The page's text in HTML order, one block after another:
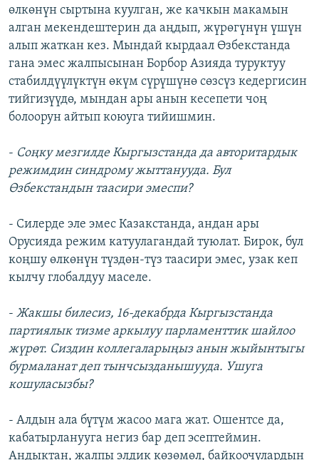
өлкөнүн сыртына куулган, же качкын макамын
алган мекендештерин да аңдып, жүрөгүнүн үшүн
алып жаткан кез. Мындай кырдаал Өзбекстанда
гана эмес жалпысынан Борбор Азияда туруктуу
стабилдүүлүктүн өкүм сүрүшүнө сөзсүз кедергисин
тийгизүүдө, мындан ары анын кесепети чоң
болоорун айтып коюуга тийишмин.
- Соңку мезгилде Кыргызстанда да авторитардык
режимдин синдрому жыттанууда. Бул
Өзбекстандын таасири эмеспи?
- Силерде эле эмес Казакстанда, андан ары
Орусияда режим катуулагандай туюлат. Бирок, бул
коңшу өлкөнүн түздөн-түз таасири эмес, узак кеп
кылчу глобалдуу маселе.
- Жакшы билесиз, 16-декабрда Кыргызстанда
партиялык тизме аркылуу парламенттик шайлоо
жүрөт. Сиздин коллегаларыңыз анын жыйынтыгы
бурмаланат деп тынчсызданышууда. Ушуга
кошуласызбы?
- Алдын ала бүтүм жасоо мага жат. Ошентсе да,
кабатырланууга негиз бар деп эсептеймин.
Андыктан, жалпы элдик көзөмөл, байкоочулардын